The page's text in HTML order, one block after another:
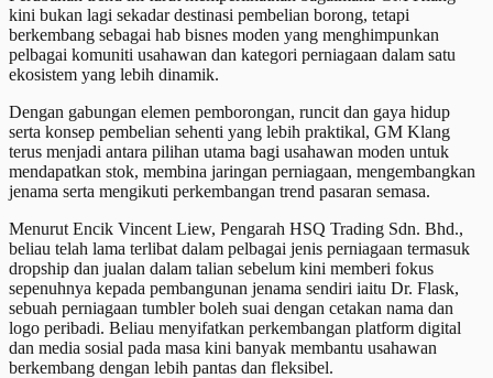
kini bukan lagi sekadar destinasi pembelian borong, tetapi
berkembang sebagai hab bisnes moden yang menghimpunkan
pelbagai komuniti usahawan dan kategori perniagaan dalam satu
ekosistem yang lebih dinamik.
Dengan gabungan elemen pemborongan, runcit dan gaya hidup
serta konsep pembelian sehenti yang lebih praktikal, GM Klang
terus menjadi antara pilihan utama bagi usahawan moden untuk
mendapatkan stok, membina jaringan perniagaan, mengembangkan
jenama serta mengikuti perkembangan trend pasaran semasa.
Menurut Encik Vincent Liew, Pengarah HSQ Trading Sdn. Bhd.,
beliau telah lama terlibat dalam pelbagai jenis perniagaan termasuk
dropship dan jualan dalam talian sebelum kini memberi fokus
sepenuhnya kepada pembangunan jenama sendiri iaitu Dr. Flask,
sebuah perniagaan tumbler boleh suai dengan cetakan nama dan
logo peribadi. Beliau menyifatkan perkembangan platform digital
dan media sosial pada masa kini banyak membantu usahawan
berkembang dengan lebih pantas dan fleksibel.